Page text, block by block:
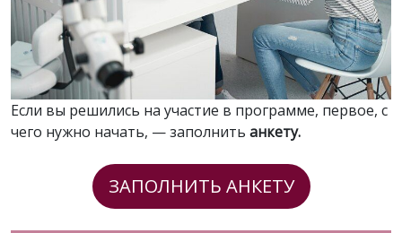
Если вы решились на участие в программе, первое, с
чего нужно начать, — заполнить анкету.
ЗАПОЛНИТЬ АНКЕТУ